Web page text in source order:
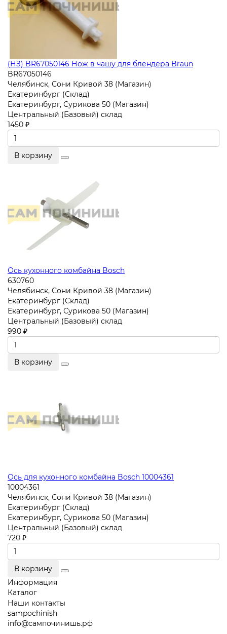
(НЗ) BR67050146 Нож в чашу для блендера Braun
BR67050146
Челябинск, Сони Кривой 38 (Магазин)
Екатеринбург (Склад)
Екатеринбург, Сурикова 50 (Магазин)
Центральный (Базовый) склад
1450 ₽
В корзину
Ось кухонного комбайна Bosch
630760
Челябинск, Сони Кривой 38 (Магазин)
Екатеринбург (Склад)
Екатеринбург, Сурикова 50 (Магазин)
Центральный (Базовый) склад
990 ₽
В корзину
Ось для кухонного комбайна Bosch 10004361
10004361
Челябинск, Сони Кривой 38 (Магазин)
Екатеринбург (Склад)
Екатеринбург, Сурикова 50 (Магазин)
Центральный (Базовый) склад
720 ₽
В корзину
Информация
Каталог
Наши контакты
sampochinish
info@сампочинишь.рф